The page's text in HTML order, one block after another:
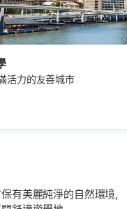
活力的友善城市
有美麗純淨的自然環境，